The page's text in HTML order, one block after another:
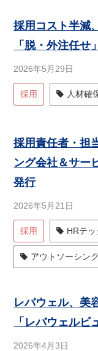
採用コスト半減
「脱・外注任せ
2026年5月29日
採用 人材確
採用責任者・担
ング会社＆サー
発行
2026年5月21日
採用 HRテッ
アウトソーシン
レバウェル、美
「レバウェルビ
2026年4月3日